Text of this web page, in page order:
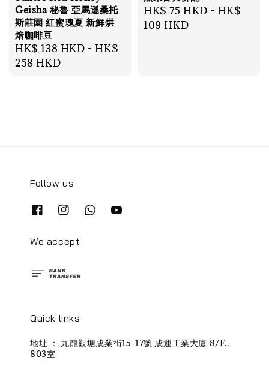
Geisha 秘魯 亞馬遜桑托
斯莊園 紅蜜瑰夏 新鮮烘
焙咖啡豆
Regular
price
HK$ 138 HKD -HK$
258 HKD
Regular
price
HK$ 75 HKD - HK$
109 HKD
Follow us
We accept
Quick links
地址 ： 九龍觀塘成業街15-17號 成運工業大廈 8/F.,
803室